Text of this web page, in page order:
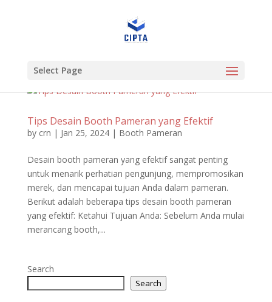
Select Page
Tips Desain Booth Pameran yang Efektif
by crn | Jan 25, 2024| Booth Pameran
Desain booth pameran yang efektif sangat penting
untuk menarik perhatian pengunjung, mempromosikan
merek, dan mencapai tujuan Anda dalam pameran.
Berikut adalah beberapa tips desain booth pameran
yang efektif: Ketahui Tujuan Anda: Sebelum Anda mulai
merancang booth,...
Search
Search